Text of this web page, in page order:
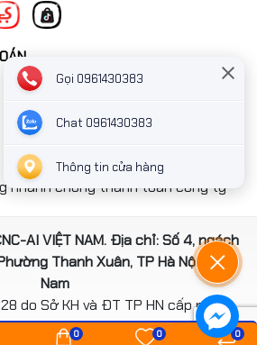
nhanh chóng thanh toán công ty
AI VIỆT NAM. Địa chỉ: Số 4, ngách
Thanh Xuân, TP Hà Nội, Việt
Nam
do Sở KH và ĐT TP HN cấp ngày
14/08/2020
0 0 0
Gọi 0961430383
Chat 0961430383
Thông tin cửa hàng